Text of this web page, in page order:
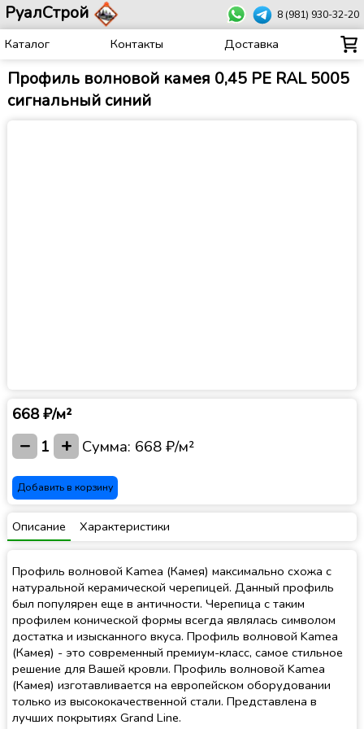
РуалСтрой 8 (981) 930-32-20
Каталог Контакты Доставка
Профиль волновой камея 0,45 PE RAL 5005
сигнальный синий
668 ₽/м²
− 1 + Сумма: 668 ₽/м²
Добавить в корзину
Описание Характеристики
Профиль волновой Kamea (Камея) максимально схожа с
натуральной керамической черепицей. Данный профиль
был популярен еще в античности. Черепица с таким
профилем конической формы всегда являлась символом
достатка и изысканного вкуса. Профиль волновой Kamea
(Камея) - это современный премиум-класс, самое стильное
решение для Вашей кровли. Профиль волновой Kamea
(Камея) изготавливается на европейском оборудовании
только из высококачественной стали. Представлена в
лучших покрытиях Grand Line.